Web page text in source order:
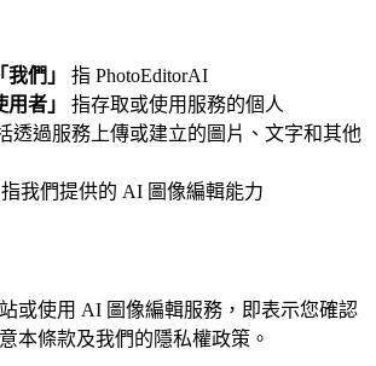
我們」
指 PhotoEditorAI
用者」
指存取或使用服務的個人
透過服務上傳或建立的圖片、文字和其他
指我們提供的 AI 圖像編輯能力
或使用 AI 圖像編輯服務，即表示您確認
本條款及我們的隱私權政策。